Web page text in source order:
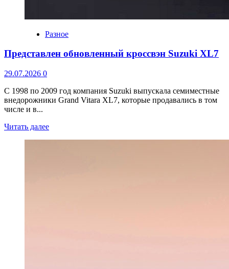
Разное
Представлен обновленный кроссвэн Suzuki XL7
29.07.2026 0
С 1998 по 2009 год компания Suzuki выпускала семиместные
внедорожники Grand Vitara XL7, которые продавались в том
числе и в...
Читать далее